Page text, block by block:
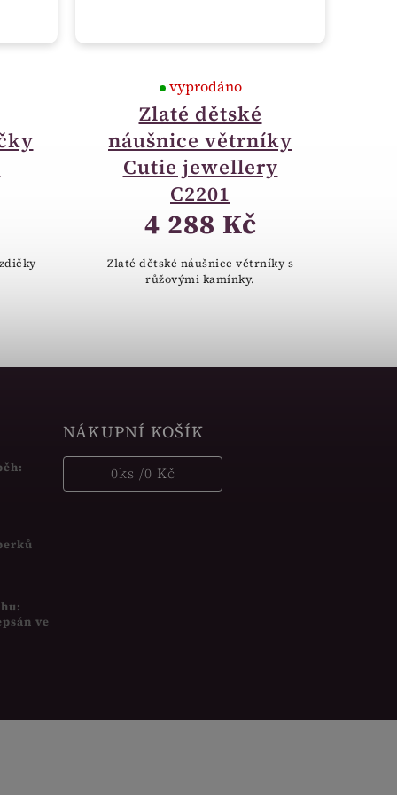
Zlaté dětské
náušnice větrníky
Cutie jewellery
C2201
vyprodáno
4 288 Kč
Zlaté dětské náušnice větrníky s
růžovými kamínky.
ve
NÁKUPNÍ KOŠÍK
0ks /0 Kč